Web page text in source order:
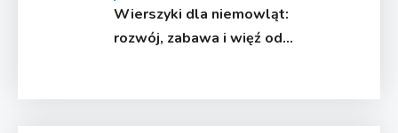
Wierszyki dla niemowląt:
rozwój, zabawa i więź od